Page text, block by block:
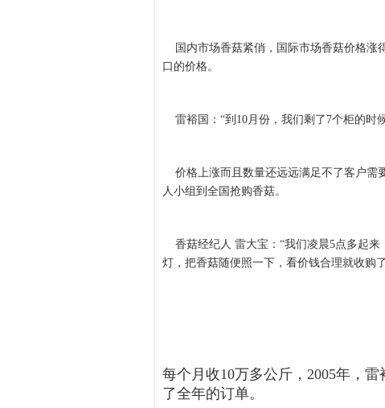
国内市场香菇紧俏，国际市场香菇价格涨
口的价格。
雷裕国：“到10月份，我们剩了7个柜的时
价格上涨而且数量还远远满足不了客户需
人小组到全国抢购香菇。
香菇经纪人 雷大宝：“我们凌晨5点多起来
灯，把香菇随便照一下，看价钱合理就收购
每个月收10万多公斤，2005年，
了全年的订单。